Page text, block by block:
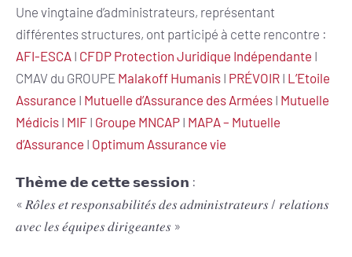
Une vingtaine d’administrateurs, représentant
différentes structures, ont participé à cette rencontre :
AFI-ESCA I CFDP Protection Juridique Indépendante I
CMAV du GROUPE Malakoff Humanis I PRÉVOIR I L’Etoile
Assurance I Mutuelle d’Assurance des Armées I Mutuelle
Médicis I MIF I Groupe MNCAP I MAPA – Mutuelle
d’Assurance I Optimum Assurance vie
𝗧𝗵𝗲̀𝗺𝗲 𝗱𝗲 𝗰𝗲𝘁𝘁𝗲 𝘀𝗲𝘀𝘀𝗶𝗼𝗻 :
« 𝑅𝑜̂𝑙𝑒𝑠 𝑒𝑡 𝑟𝑒𝑠𝑝𝑜𝑛𝑠𝑎𝑏𝑖𝑙𝑖𝑡𝑒́𝑠 𝑑𝑒𝑠 𝑎𝑑𝑚𝑖𝑛𝑖𝑠𝑡𝑟𝑎𝑡𝑒𝑢𝑟𝑠 / 𝑟𝑒𝑙𝑎𝑡𝑖𝑜𝑛𝑠
𝑎𝑣𝑒𝑐 𝑙𝑒𝑠 𝑒́𝑞𝑢𝑖𝑝𝑒𝑠 𝑑𝑖𝑟𝑖𝑔𝑒𝑎𝑛𝑡𝑒𝑠 »